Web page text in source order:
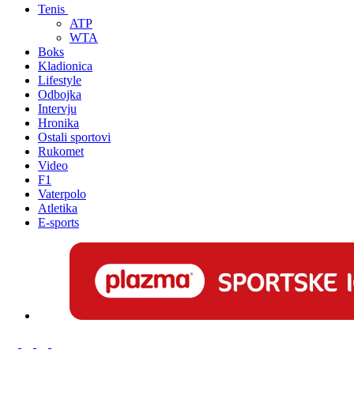
Tenis
ATP
WTA
Boks
Kladionica
Lifestyle
Odbojka
Intervju
Hronika
Ostali sportovi
Rukomet
Video
F1
Vaterpolo
Atletika
E-sports